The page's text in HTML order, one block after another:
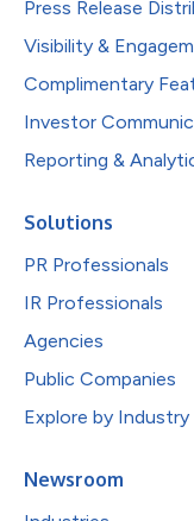
Press Release
Visibility &
Complimentary
Investor
Reporting &
Solutions
PR Professionals
IR Professionals
Agencies
Public Companies
Explore by Industry
Newsroom